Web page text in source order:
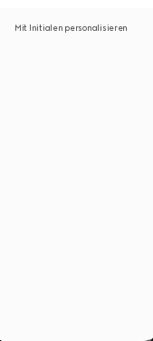
Mit Initialen personalisieren